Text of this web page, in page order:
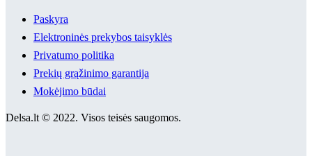
Paskyra
Elektroninės prekybos taisyklės
Privatumo politika
Prekių grąžinimo garantija
Mokėjimo būdai
Delsa.lt © 2022. Visos teisės saugomos.